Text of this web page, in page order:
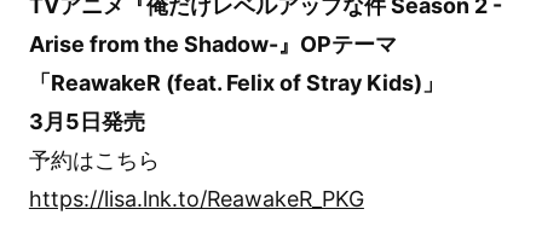
TVアニメ『俺だけレベルアップな件 Season 2 -
Arise from the Shadow-』OPテーマ
「ReawakeR (feat. Felix of Stray Kids)」
3月5日発売
予約はこちら
https://lisa.lnk.to/ReawakeR_PKG